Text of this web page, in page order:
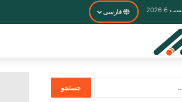
2026 فارسی